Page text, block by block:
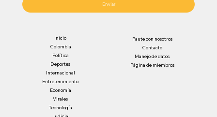
Enviar
Inicio
Colombia
Política
Deportes
Internacional
Entretenimiento
Economía
Virales
Tecnología
Paute con nosotros
Contacto
Manejo de datos
Página de miembros